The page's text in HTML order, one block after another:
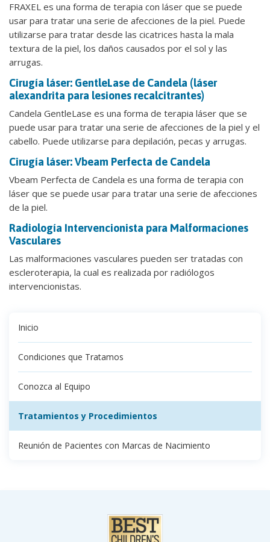
FRAXEL es una forma de terapia con láser que se puede
usar para tratar una serie de afecciones de la piel. Puede
utilizarse para tratar desde las cicatrices hasta la mala
textura de la piel, los daños causados por el sol y las
arrugas.
Cirugía láser: GentleLase de Candela (láser
alexandrita para lesiones recalcitrantes)
Candela GentleLase es una forma de terapia láser que se
puede usar para tratar una serie de afecciones de la piel y el
cabello. Puede utilizarse para depilación, pecas y arrugas.
Cirugía láser: Vbeam Perfecta de Candela
Vbeam Perfecta de Candela es una forma de terapia con
láser que se puede usar para tratar una serie de afecciones
de la piel.
Radiología Intervencionista para Malformaciones
Vasculares
Las malformaciones vasculares pueden ser tratadas con
escleroterapia, la cual es realizada por radiólogos
intervencionistas.
Inicio
Condiciones que Tratamos
Conozca al Equipo
Tratamientos y Procedimientos
Reunión de Pacientes con Marcas de Nacimiento